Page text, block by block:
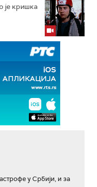
је кришка
у Србији, и за